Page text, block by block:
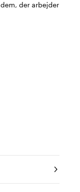
der arbejder